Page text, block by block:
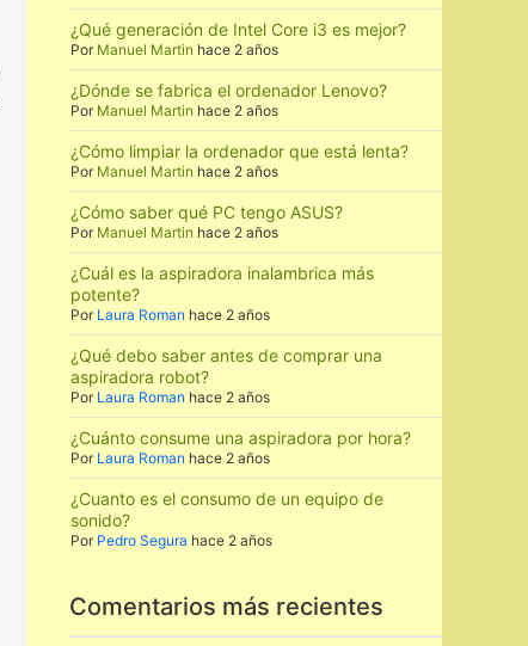
¿Qué generación de Intel Core i3 es mejor?
Por Manuel Martin hace 2 años
¿Dónde se fabrica el ordenador Lenovo?
Por Manuel Martin hace 2 años
¿Cómo limpiar la ordenador que está lenta?
Por Manuel Martin hace 2 años
¿Cómo saber qué PC tengo ASUS?
Por Manuel Martin hace 2 años
¿Cuál es la aspiradora inalambrica más
potente?
Por Laura Roman hace 2 años
¿Qué debo saber antes de comprar una
aspiradora robot?
Por Laura Roman hace 2 años
¿Cuánto consume una aspiradora por hora?
Por Laura Roman hace 2 años
¿Cuanto es el consumo de un equipo de
sonido?
Por Pedro Segura hace 2 años
Comentarios más recientes